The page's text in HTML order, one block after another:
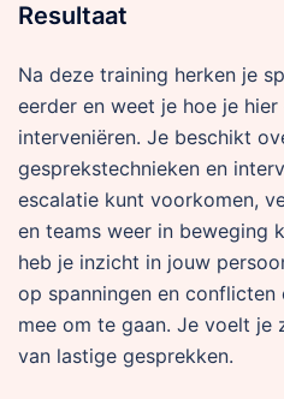
Resultaat
Na deze training herken je
eerder en weet je hoe je
interveniëren. Je beschikt
gesprekstechnieken en
escalatie kunt voorkomen,
en teams weer in beweging
heb je inzicht in jouw
op spanningen en conflicten
mee om te gaan. Je voelt je
van lastige gesprekken.